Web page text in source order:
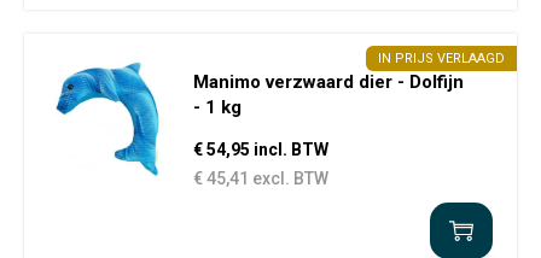
IN PRIJS VERLAAGD
Manimo verzwaard dier - Dolfijn
- 1 kg
€ 54,95 incl. BTW
€ 45,41 excl. BTW